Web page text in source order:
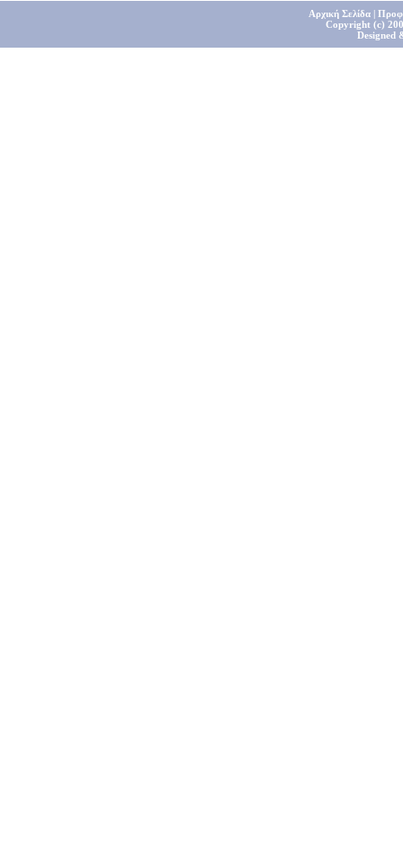
Αρχική Σελίδα|
Copyright (c)
Designed